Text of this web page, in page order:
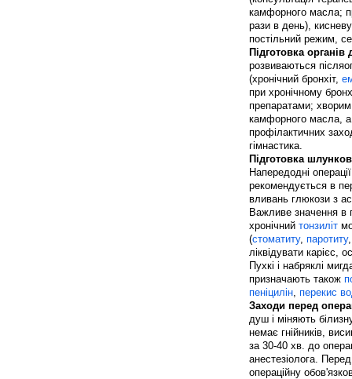
камфорного масла;
рази в день),
постільний режим,
Підготовка органів
розвиваються
(хронічний бронхіт,
при хронічному
препаратами;
камфорного масла, а
профілактичних
гімнастика.
Підготовка
Напередодні
рекомендується в
вливань глюкози з
Важливе значення в
хронічний тонзиліт
(стоматиту, паротиту
ліквідувати карієс,
Пухкі і набряклі
призначають також
пеніцилін, перекис
Заходи перед
душ і міняють
немає гнійників,
за 30-40 хв. до
анестезіолога.
операційну